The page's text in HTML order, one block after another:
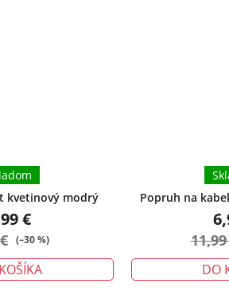
kvetinový modrý
€
(–30 %)
Popruh na
DO